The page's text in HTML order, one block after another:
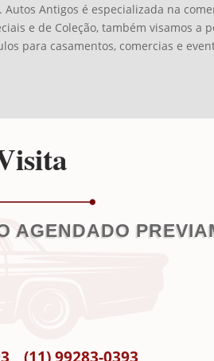
Autos Antigos é especializada na
e de Coleção, também visamos a
para casamentos, comercias e
AGENDADO